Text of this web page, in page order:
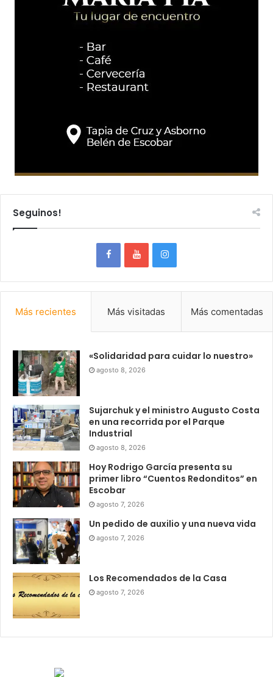
Seguinos!
Más recientes Más visitadas Más comentadas
«Solidaridad para cuidar lo nuestro»
agosto 8, 2026
Sujarchuk y el ministro Augusto Costa
en una recorrida por el Parque
Industrial
agosto 8, 2026
Hoy Rodrigo García presenta su
primer libro “Cuentos Redonditos” en
Escobar
agosto 7, 2026
Un pedido de auxilio y una nueva vida
agosto 7, 2026
Los Recomendados de la Casa
agosto 7, 2026